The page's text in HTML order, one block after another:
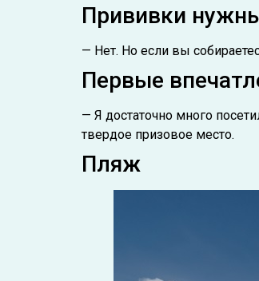
Прививки
— Нет. Но если вы
Первые
— Я достаточно много
твердое призовое место.
Пляж